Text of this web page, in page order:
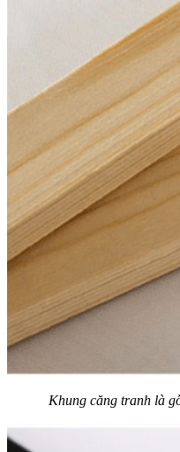
Khung căng tranh là